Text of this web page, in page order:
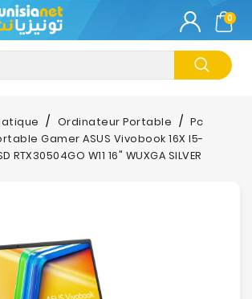
0
Ordinateur Portable
Pc
Gamer ASUS Vivobook 16X I5-
RTX30504GO W11 16" WUXGA SILVER